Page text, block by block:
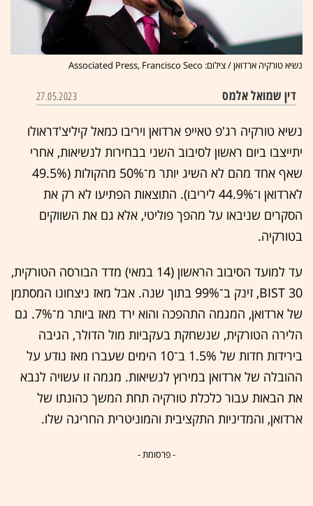
נשיא טורקיה ארדואן / צילום: Associated Press, Francisco Seco
דין שמואל אלמס 27.05.2023
נשיא טורקיה רג'פ טאייפ ארדואן ויריבו כמאל קיליצ'דראולו
יתייצבו ביום ראשון לסיבוב השני בבחירות לנשיאות, אחרי
שאף אחד מהם לא השיג יותר מ־50% מהקולות (49.5%
לארדואן ו־44.9% ליריבו). התוצאות הפתיעו לא רק את
הסקרים שניבאו על מהפך פוליטי, אלא גם את השווקים
בטורקיה.
עד למועד הסיבוב הראשון (14 במאי) מדד הבורסה הטורקית,
BIST 30, זינק ב־99% בתוך שנה. אבל מאז ניצחונו המסתמן
של ארדואן, המגמה התהפכה והוא ירד מאז ביותר מ־7%. גם
הלירה הטורקית, שנשחקת בעקביות מול הדולר, הגיבה
בירידות חדות של 1.5% ב־10 הימים שעברו מאז נודע על
ההובלה של ארדואן במירוץ לנשיאות. מגמה זו עשויה לנבא
את הבאות עבור כלכלת טורקיה תחת המשך כהונתו של
ארדואן, והמדיניות התקציבית והמוניטרית החריגה שלו.
- פרסומת -